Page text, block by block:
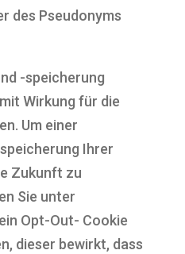
des Pseudonyms
-speicherung
Wirkung für die
Um einer
Ihrer
Zukunft zu
Sie unter
Opt-Out- Cookie
dieser bewirkt, dass